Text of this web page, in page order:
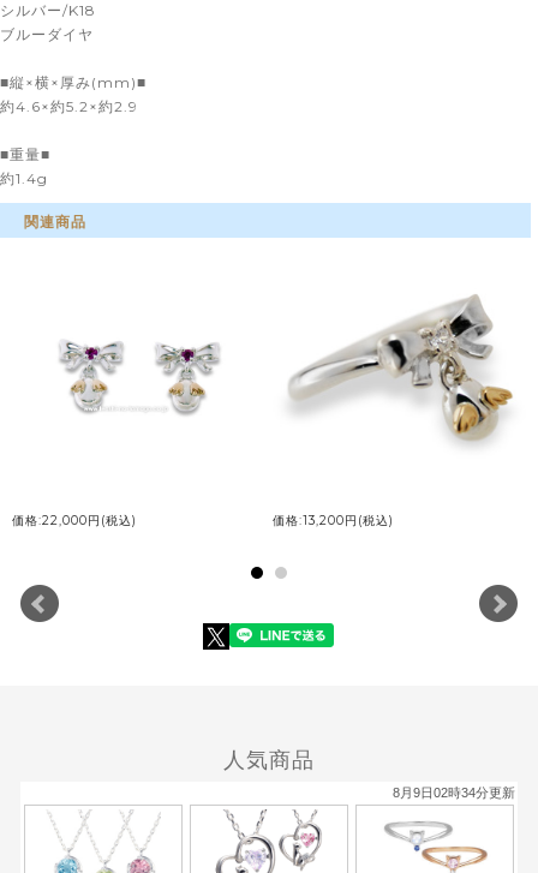
シルバー/K18
ブルーダイヤ
■縦×横×厚み(mm)■
約4.6×約5.2×約2.9
■重量■
約1.4g
関連商品
価格:22,000円(税込) 価格:13,200円(税込)
人気商品